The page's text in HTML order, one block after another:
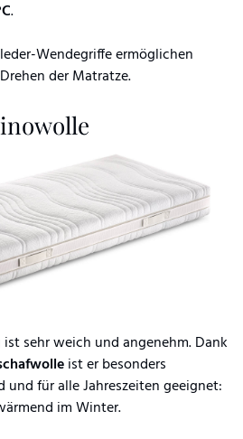
.
Wendegriffe ermöglichen
der Matratze.
sehr weich und angenehm. Dank
ist er besonders
für alle Jahreszeiten geeignet:
im Winter.